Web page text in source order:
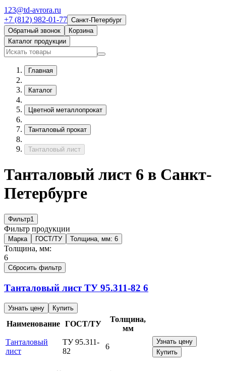
123@td-avrora.ru
+7 (812) 982-01-77 Санкт-Петербург
Обратный звонок
Корзина
Каталог продукции
Главная
Каталог
Цветной металлопрокат
Танталовый прокат
Танталовый лист
Танталовый лист 6 в Санкт-
Петербурге
Фильтр1
Фильтр продукции
Марка ГОСТ/ТУ Толщина, мм: 6
Толщина, мм:
6
Сбросить фильтр
Танталовый листТУ 95.311-82 6
Узнать цену Купить
Наименование ГОСТ/ТУ
Толщина,
мм
Танталовый
лист
ТУ 95.311-
82
6
Узнать цену
Купить